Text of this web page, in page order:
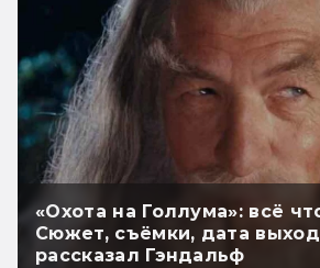
«Охота на Голлума»: всё
Сюжет, съёмки, дата
рассказал Гэндальф